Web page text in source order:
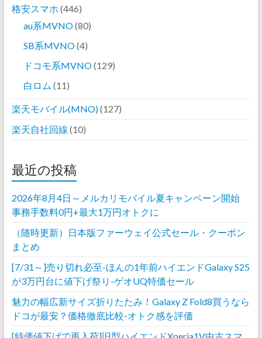
格安スマホ (446)
au系MVNO(80)
SB系MVNO(4)
ドコモ系MVNO(129)
白ロム (11)
楽天モバイル(MNO)(127)
楽天自社回線 (10)
最近の投稿
2026年8月4日～メルカリモバイル夏キャンペーン開始
事務手数料0円+最大1万円オトクに
（随時更新）日本版ファーウェイ公式セール・クーポン
まとめ
[7/31～]売り切れ必至-ほんの1年前ハイエンドGalaxy S25
が3万円台に値下げ祭り-ゲオUQ特価セール
魅力の幅広新サイズ折りたたみ！Galaxy Z Fold8買うなら
ドコが最安？価格徹底比較-オトク感を評価